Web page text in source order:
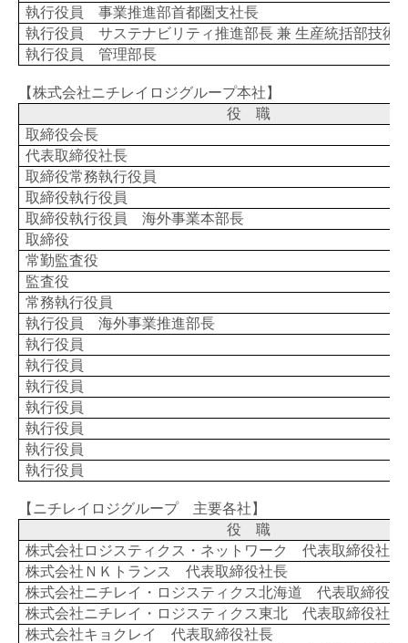
執行役員 事業推進部首都圏支社長
執行役員 サステナビリティ推進部長 兼 生産統括部技術
執行役員 管理部長
【株式会社ニチレイロジグループ本社】
役 職
取締役会長
代表取締役社長
取締役常務執行役員
取締役執行役員
取締役執行役員 海外事業本部長
取締役
常勤監査役
監査役
常務執行役員
執行役員 海外事業推進部長
執行役員
執行役員
執行役員
執行役員
執行役員
執行役員
執行役員
【ニチレイロジグループ 主要各社】
役 職
株式会社ロジスティクス・ネットワーク 代表取締役社長
株式会社ＮＫトランス 代表取締役社長
株式会社ニチレイ・ロジスティクス北海道 代表取締役社
株式会社ニチレイ・ロジスティクス東北 代表取締役社長
株式会社キョクレイ 代表取締役社長